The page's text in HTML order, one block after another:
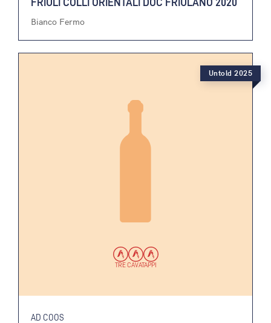
Bianco Fermo
TRE CAVATAPPI
AD COOS
Untold 2025